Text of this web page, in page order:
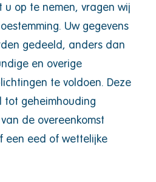
u op te nemen, vragen wij
Uw gegevens
gedeeld, anders dan
en overige
te voldoen. Deze
tot geheimhouding
de overeenkomst
een eed of wettelijke